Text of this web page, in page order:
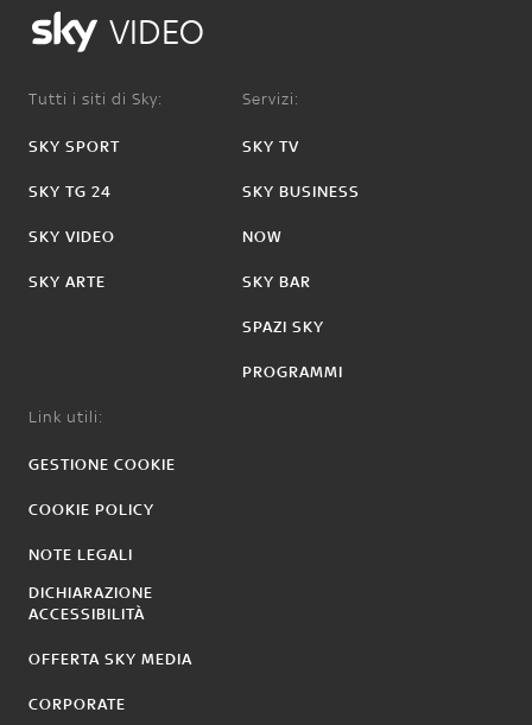
VIDEO
Tutti i siti di Sky:
SKY SPORT
SKY TG 24
SKY VIDEO
SKY ARTE
Servizi:
SKY TV
SKY BUSINESS
NOW
SKY BAR
SPAZI SKY
PROGRAMMI
Link utili:
GESTIONE COOKIE
COOKIE POLICY
NOTE LEGALI
DICHIARAZIONE
ACCESSIBILITÀ
OFFERTA SKY MEDIA
CORPORATE